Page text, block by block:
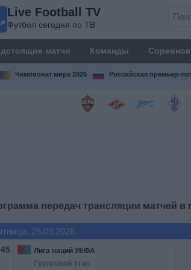
Live Football TV
Футбол сегодня по ТВ
матчи Команды
Чемпионат мира 2026 Российская премьер-
передач трансляции матчей
25.09.2026
Лига наций УЕФА
Групповой этап